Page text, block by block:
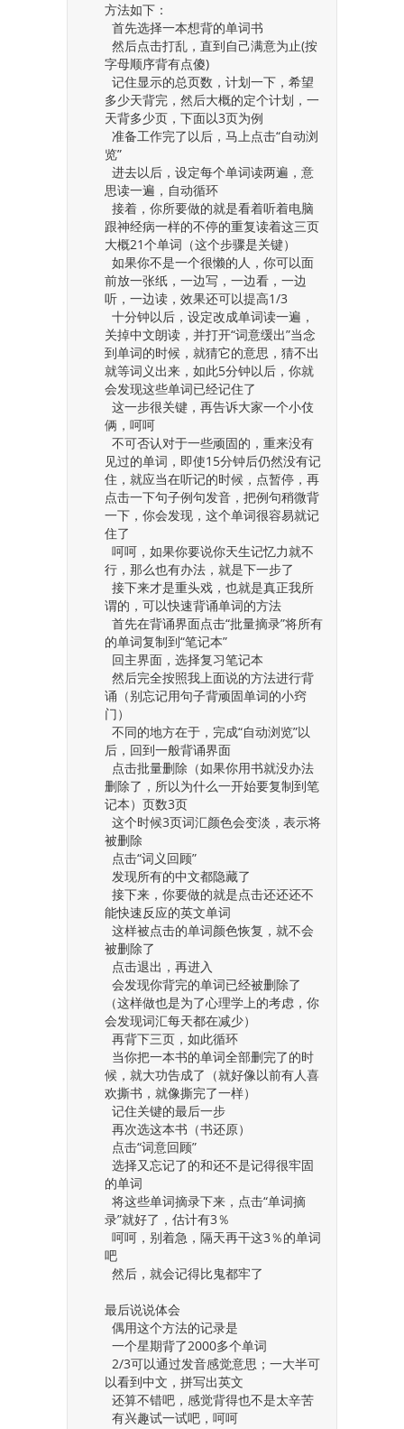
方法如下：
首先选择一本想背的单词书
然后点击打乱，直到自己满意为止(按
字母顺序背有点傻)
记住显示的总页数，计划一下，希望
多少天背完，然后大概的定个计划，一
天背多少页，下面以3页为例
准备工作完了以后，马上点击“自动浏
览”
进去以后，设定每个单词读两遍，意
思读一遍，自动循环
接着，你所要做的就是看着听着电脑
跟神经病一样的不停的重复读着这三页
大概21个单词（这个步骤是关键）
如果你不是一个很懒的人，你可以面
前放一张纸，一边写，一边看，一边
听，一边读，效果还可以提高1/3
十分钟以后，设定改成单词读一遍，
关掉中文朗读，并打开“词意缓出”当念
到单词的时候，就猜它的意思，猜不出
就等词义出来，如此5分钟以后，你就
会发现这些单词已经记住了
这一步很关键，再告诉大家一个小伎
俩，呵呵
不可否认对于一些顽固的，重来没有
见过的单词，即使15分钟后仍然没有记
住，就应当在听记的时候，点暂停，再
点击一下句子例句发音，把例句稍微背
一下，你会发现，这个单词很容易就记
住了
呵呵，如果你要说你天生记忆力就不
行，那么也有办法，就是下一步了
接下来才是重头戏，也就是真正我所
谓的，可以快速背诵单词的方法
首先在背诵界面点击“批量摘录”将所有
的单词复制到“笔记本”
回主界面，选择复习笔记本
然后完全按照我上面说的方法进行背
诵（别忘记用句子背顽固单词的小窍
门）
不同的地方在于，完成“自动浏览”以
后，回到一般背诵界面
点击批量删除（如果你用书就没办法
删除了，所以为什么一开始要复制到笔
记本）页数3页
这个时候3页词汇颜色会变淡，表示将
被删除
点击“词义回顾”
发现所有的中文都隐藏了
接下来，你要做的就是点击还还还不
能快速反应的英文单词
这样被点击的单词颜色恢复，就不会
被删除了
点击退出，再进入
会发现你背完的单词已经被删除了
（这样做也是为了心理学上的考虑，你
会发现词汇每天都在减少）
再背下三页，如此循环
当你把一本书的单词全部删完了的时
候，就大功告成了（就好像以前有人喜
欢撕书，就像撕完了一样）
记住关键的最后一步
再次选这本书（书还原）
点击“词意回顾”
选择又忘记了的和还不是记得很牢固
的单词
将这些单词摘录下来，点击“单词摘
录”就好了，估计有3％
呵呵，别着急，隔天再干这3％的单词
吧
然后，就会记得比鬼都牢了
最后说说体会
偶用这个方法的记录是
一个星期背了2000多个单词
2/3可以通过发音感觉意思；一大半可
以看到中文，拼写出英文
还算不错吧，感觉背得也不是太辛苦
有兴趣试一试吧，呵呵